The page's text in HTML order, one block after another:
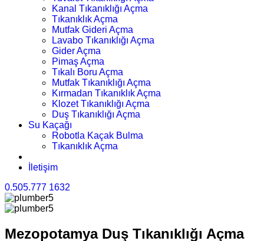
Kanal Tıkanıklığı Açma
Tıkanıklık Açma
Mutfak Gideri Açma
Lavabo Tıkanıklığı Açma
Gider Açma
Pimaş Açma
Tıkalı Boru Açma
Mutfak Tıkanıklığı Açma
Kırmadan Tıkanıklık Açma
Klozet Tıkanıklığı Açma
Duş Tıkanıklığı Açma
Su Kaçağı
Robotla Kaçak Bulma
Tıkanıklık Açma
İletişim
0.505.777 1632
Mezopotamya Duş Tıkanıklığı Açma